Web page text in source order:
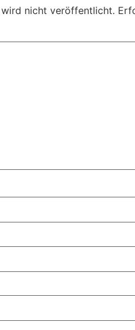
nicht veröffentlicht.